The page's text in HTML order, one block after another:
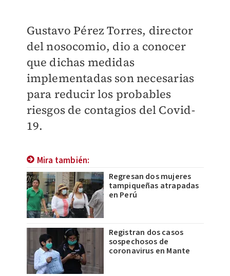
Gustavo Pérez Torres, director
del nosocomio, dio a conocer
que dichas medidas
implementadas son necesarias
para reducir los probables
riesgos de contagios del Covid-
19.
Mira también:
Regresan dos mujeres
tampiqueñas atrapadas
en Perú
Registran dos casos
sospechosos de
coronavirus en Mante